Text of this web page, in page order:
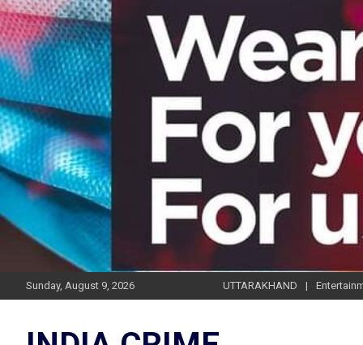
Skip
to
content
Sunday, August 9, 2026 UTTARAKHAND